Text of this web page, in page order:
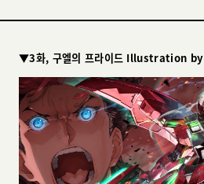
▼3화, 구엘의 프라이드 Illustration